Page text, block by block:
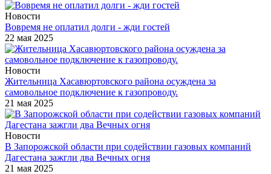
Новости
Вовремя не оплатил долги - жди гостей
22 мая 2025
Новости
Жительница Хасавюртовского района осуждена за
самовольное подключение к газопроводу.
21 мая 2025
Новости
В Запорожской области при содействии газовых компаний
Дагестана зажгли два Вечных огня
21 мая 2025